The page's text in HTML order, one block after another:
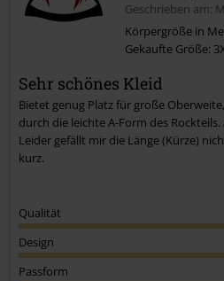
Geschrieben am:
Körpergröße in
Gekaufte Größe:
Sehr schönes Kleid
Bietet genug Platz für große
durch die leichte A-Form des
Leider gefällt mir die Länge (Kürze)
kurz.
Qualität
Design
Passform